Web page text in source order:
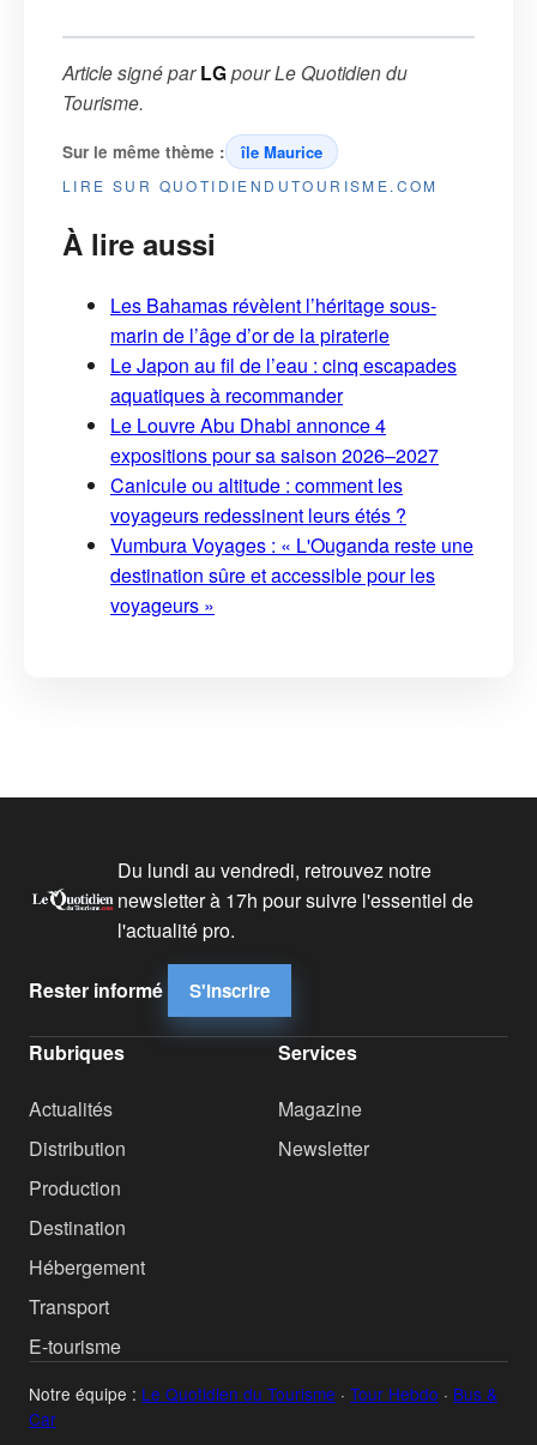
Article signé parLGpourLe Quotidien du
Tourisme.
Sur le même thème : île Maurice
LIRE SUR QUOTIDIENDUTOURISME.COM
À lire aussi
Les Bahamas révèlent l’héritage sous-
marin de l’âge d’or de la piraterie
Le Japon au fil de l’eau : cinq escapades
aquatiques à recommander
Le Louvre Abu Dhabi annonce 4
expositions pour sa saison 2026–2027
Canicule ou altitude : comment les
voyageurs redessinent leurs étés ?
Vumbura Voyages : « L'Ouganda reste une
destination sûre et accessible pour les
voyageurs »
Du lundi au vendredi, retrouvez notre
newsletter à 17h pour suivre l'essentiel de
l'actualité pro.
Rester informé S'inscrire
Rubriques
Actualités
Distribution
Production
Destination
Hébergement
Transport
E-tourisme
Services
Magazine
Newsletter
Notre équipe : Le Quotidien du Tourisme · Tour Hebdo · Bus &
Car